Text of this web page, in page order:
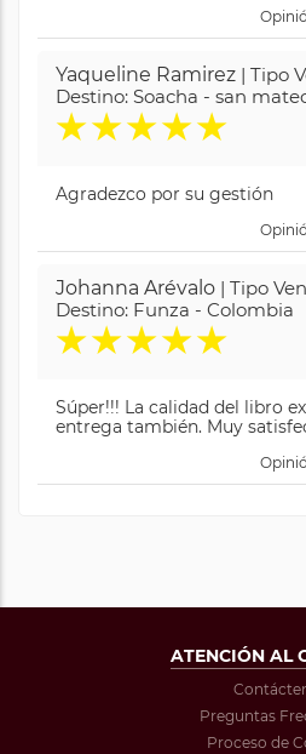
Yaqueline Ramirez | Tipo
Destino: Soacha - san
★★★★★
Agradezco por su gestión
Johanna Arévalo | Tipo
Destino: Funza - Colombia
★★★★★
Súper!!! La calidad del libro
entrega también. Muy
ATENCIÓN AL
Preguntas
Proceso de